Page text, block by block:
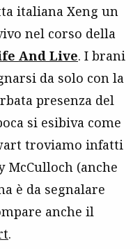
italiana Xeng un
nel corso della
And Live. I brani
da solo con la
presenza del
si esibiva come
troviamo infatti
McCulloch (anche
è da segnalare
anche il
.